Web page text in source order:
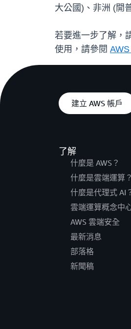
大公國)、非洲 (開
若要進一步了解，
使用，請參閱
建立 AWS 帳戶
了解
什麼是 AWS？
什麼是雲端運算？
什麼是代理式 AI
雲端運算概念中
AWS 雲端安全
最新消息
部落格
新聞稿